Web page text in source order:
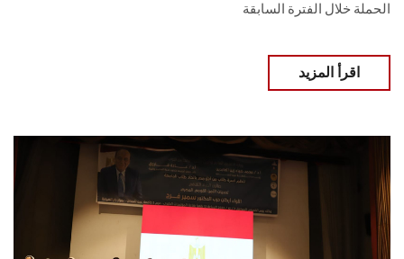
الحملة خلال الفترة السابقة
اقرأ المزيد